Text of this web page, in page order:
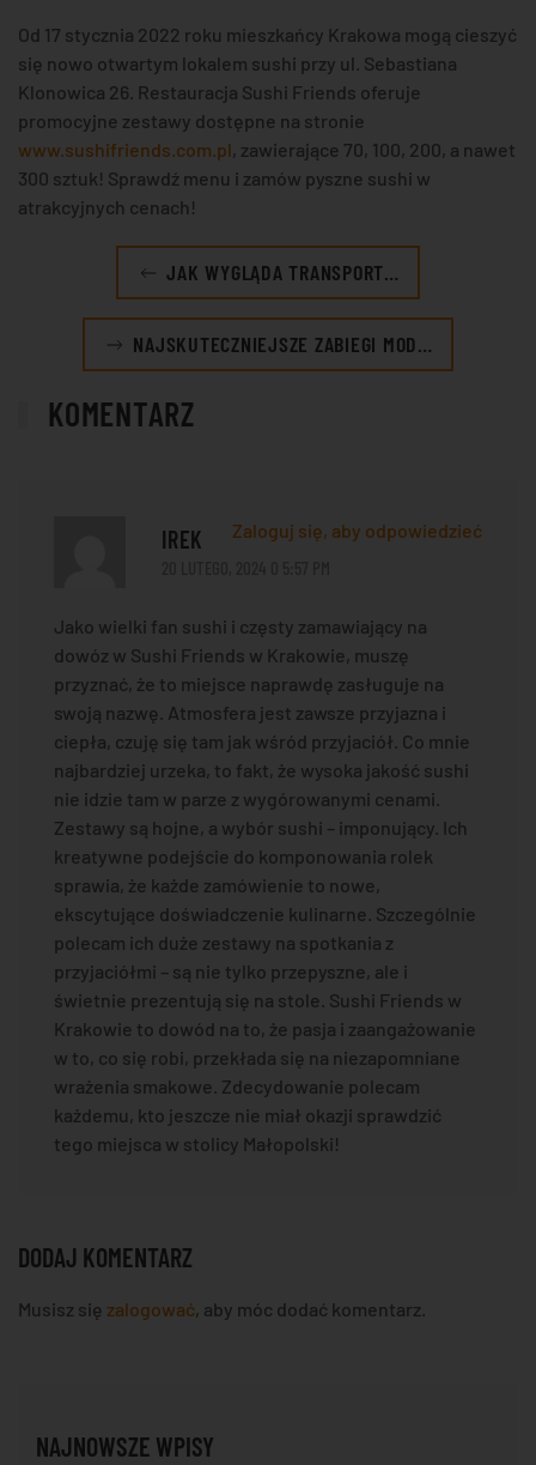
Od 17 stycznia 2022 roku mieszkańcy Krakowa mogą cieszyć
się nowo otwartym lokalem sushi przy ul. Sebastiana
Klonowica 26. Restauracja Sushi Friends oferuje
promocyjne zestawy dostępne na stronie
www.sushifriends.com.pl, zawierające 70, 100, 200, a nawet
300 sztuk! Sprawdź menu i zamów pyszne sushi w
atrakcyjnych cenach!
JAK WYGLĄDA TRANSPORT…
NAJSKUTECZNIEJSZE ZABIEGI MOD…
KOMENTARZ
IREK Zaloguj się, aby odpowiedzieć
Jako wielki fan sushi i częsty zamawiający na
dowóz w Sushi Friends w Krakowie, muszę
przyznać, że to miejsce naprawdę zasługuje na
swoją nazwę. Atmosfera jest zawsze przyjazna i
ciepła, czuję się tam jak wśród przyjaciół. Co mnie
najbardziej urzeka, to fakt, że wysoka jakość sushi
nie idzie tam w parze z wygórowanymi cenami.
Zestawy są hojne, a wybór sushi – imponujący. Ich
kreatywne podejście do komponowania rolek
sprawia, że każde zamówienie to nowe,
ekscytujące doświadczenie kulinarne. Szczególnie
polecam ich duże zestawy na spotkania z
przyjaciółmi – są nie tylko przepyszne, ale i
świetnie prezentują się na stole. Sushi Friends w
Krakowie to dowód na to, że pasja i zaangażowanie
w to, co się robi, przekłada się na niezapomniane
wrażenia smakowe. Zdecydowanie polecam
każdemu, kto jeszcze nie miał okazji sprawdzić
tego miejsca w stolicy Małopolski!
DODAJ KOMENTARZ
Musisz się zalogować, aby móc dodać komentarz.
NAJNOWSZE WPISY